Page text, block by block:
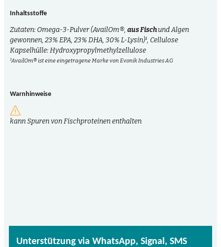
Inhaltsstoffe
Zutaten: Omega-3-Pulver (AvailOm®, aus Fischund Algen
gewonnen, 23% EPA, 23% DHA, 30% L-Lysin)¹, Cellulose
Kapselhülle: Hydroxypropylmethylzellulose
¹AvailOm® ist eine eingetragene Marke von Evonik Industries AG
Warnhinweise
kann Spuren von Fischproteinen enthalten
Unterstützung via WhatsApp, Signal, SMS